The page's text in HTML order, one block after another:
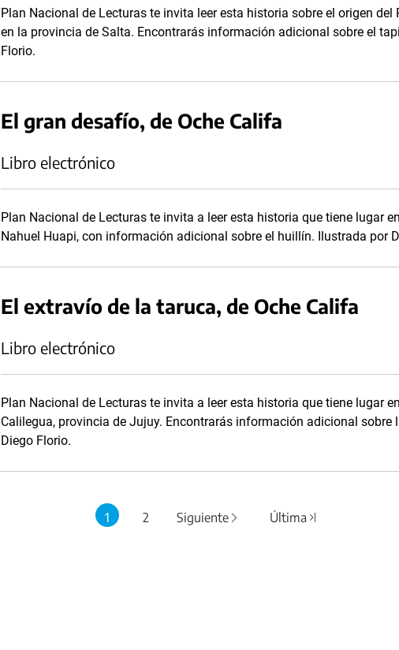
Plan Nacional de Lecturas te invita leer esta historia sobre el origen del
en la provincia de Salta. Encontrarás información adicional sobre el
Florio.
El gran desafío, de Oche Califa
Libro electrónico
Plan Nacional de Lecturas te invita a leer esta historia que tiene lugar
Nahuel Huapi, con información adicional sobre el huillín. Ilustrada por
El extravío de la taruca, de Oche Califa
Libro electrónico
Plan Nacional de Lecturas te invita a leer esta historia que tiene lugar
Calilegua, provincia de Jujuy. Encontrarás información adicional sobre
Diego Florio.
1 2 Siguiente Última